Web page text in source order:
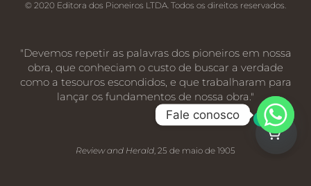
© 2020 Editora dos Pioneiros LTDA. Todos os direitos reservados.
"Devemos repetir as palavras dos pioneiros em nossa
obra, que conheciam o custo de buscar a verdade
como a tesouros escondidos, e que trabalharam para
lançar os fundamentos de nossa obra."
Review and Herald , 25 de maio de 1905
Fale conosco